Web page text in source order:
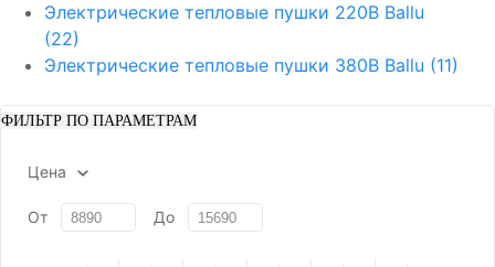
Электрические тепловые пушки 220В Ballu
(22)
Электрические тепловые пушки 380В Ballu (11)
ФИЛЬТР ПО ПАРАМЕТРАМ
Цена
От До